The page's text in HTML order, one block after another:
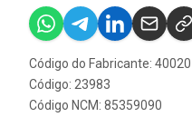
Código do Fabricante: 40020
Código: 23983
Código NCM: 85359090